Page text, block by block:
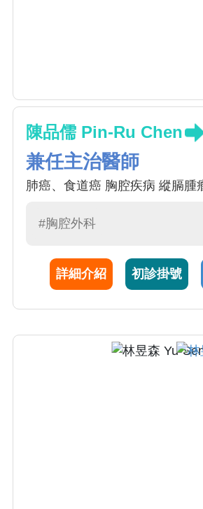
陳品儒 Pin-Ru Chen
兼任主治醫師
肺癌、食道癌 胸腔疾病 縱膈腫
#胸腔外科
詳細介紹 初診掛號